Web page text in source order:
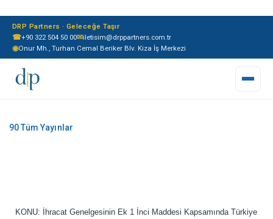
☎+90 322 504 50 00✉iletisim@drppartners.com.tr
◉Onur Mh., Turhan Cemal Beriker Blv. Kiza İş Merkezi
DRP Partners · Geleceğe Taşır
KONU: İhracat Genelgesinin Ek 1 İnci Maddesi Kapsamında Türkiye